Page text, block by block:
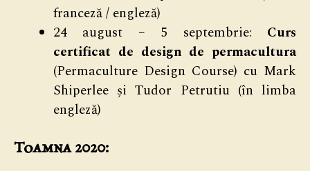
franceză / engleză)
24 august – 5 septembrie: Curs
certificat de design de permacultura
(Permaculture Design Course) cu Mark
Shiperlee și Tudor Petrutiu (în limba
engleză)
Toamna 2020: